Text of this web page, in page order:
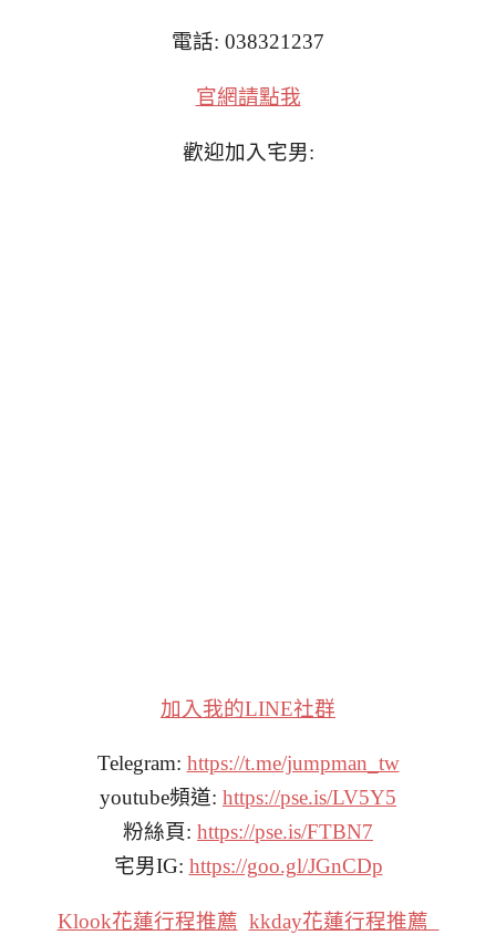
電話: 038321237
官網請點我
歡迎加入宅男:
加入我的LINE社群
Telegram: https://t.me/jumpman_tw
youtube頻道: https://pse.is/LV5Y5
粉絲頁: https://pse.is/FTBN7
宅男IG: https://goo.gl/JGnCDp
Klook花蓮行程推薦 kkday花蓮行程推薦